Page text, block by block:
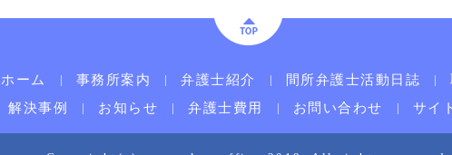
ホーム 事務所案内 弁護士紹介 間所弁護士活動日誌
解決事例
お知らせ 弁護士費用 お問い合わせ サイ